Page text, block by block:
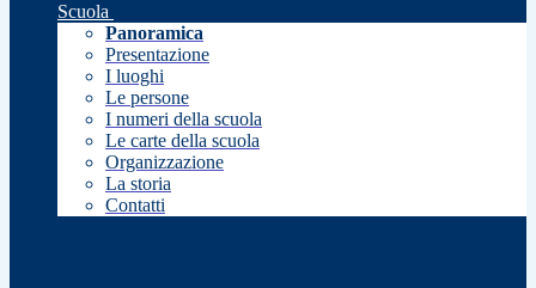
Scuola
Panoramica
Presentazione
I luoghi
Le persone
I numeri della scuola
Le carte della scuola
Organizzazione
La storia
Contatti